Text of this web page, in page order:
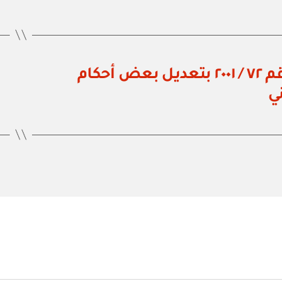
مرسوم سلطاني رقم ٧٢ / ٢٠٠١ بتعديل بعض أحكام